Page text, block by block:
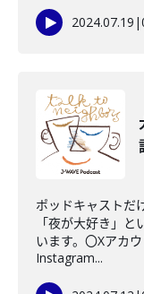
2024.07.19 |
ポッドキャストだ
「夜が大好き」
います。〇Xアカ
Instagram...